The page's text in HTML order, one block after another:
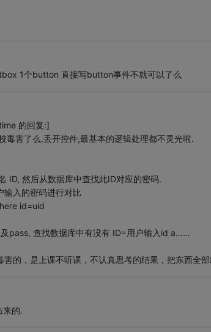
1个button 直接写button事件不就可以了么
的回复:]
毒害了么.丢开控件,最基本的逻辑处理都不灵光啦.
ID, 然后从数据库中查找此ID对应的密码.
输入的密码进行对比
id=uid
pass, 查找数据库中有没有 ID=用户输入id a……
的，是上课不听课，不认真思考的结果，把东西全
来的.